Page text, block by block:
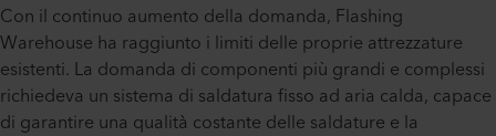
Con il continuo aumento della domanda, Flashing
Warehouse ha raggiunto i limiti delle proprie attrezzature
esistenti. La domanda di componenti più grandi e complessi
richiedeva un sistema di saldatura fisso ad aria calda, capace
di garantire una qualità costante delle saldature e la